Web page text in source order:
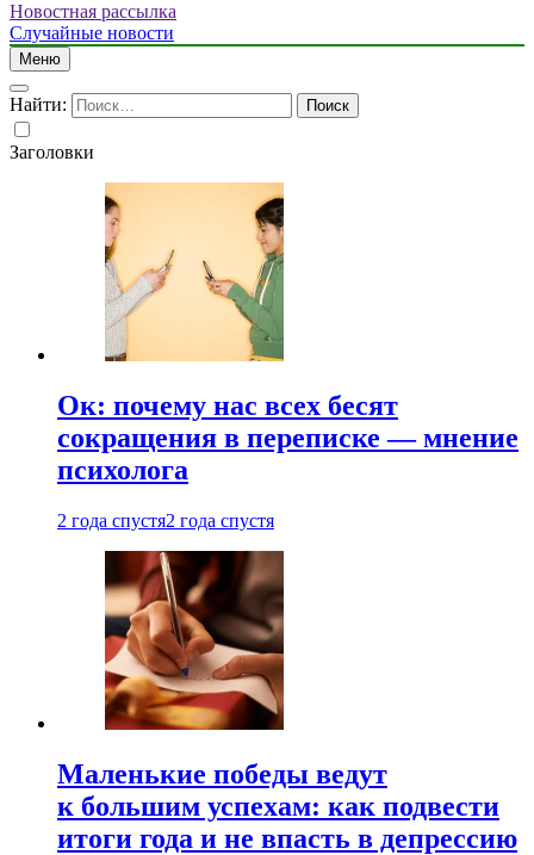
Новостная рассылка
Случайные новости
Меню
Найти:
Заголовки
Ок: почему нас всех бесят
сокращения в переписке — мнение
психолога
2 года спустя2 года спустя
Маленькие победы ведут
к большим успехам: как подвести
итоги года и не впасть в депрессию